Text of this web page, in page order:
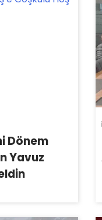
Dönem
Yavuz